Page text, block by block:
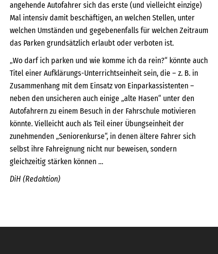
angehende Autofahrer sich das erste (und vielleicht einzige)
Mal intensiv damit beschäftigen, an welchen Stellen, unter
welchen Umständen und gegebenenfalls für welchen Zeitraum
das Parken grundsätzlich erlaubt oder verboten ist.
„Wo darf ich parken und wie komme ich da rein?“ könnte auch
Titel einer Aufklärungs-Unterrichtseinheit sein, die – z. B. in
Zusammenhang mit dem Einsatz von Einparkassistenten –
neben den unsicheren auch einige „alte Hasen“ unter den
Autofahrern zu einem Besuch in der Fahrschule motivieren
könnte. Vielleicht auch als Teil einer Übungseinheit der
zunehmenden „Seniorenkurse“, in denen ältere Fahrer sich
selbst ihre Fahreignung nicht nur beweisen, sondern
gleichzeitig stärken können …
DiH (Redaktion)